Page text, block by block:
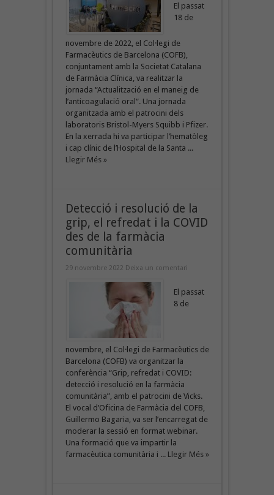
El passat
18 de
novembre de 2022, el Col·legi de
Farmacèutics de Barcelona (COFB),
conjuntament amb la Societat Catalana
de Farmàcia Clínica, va realitzar la
jornada “Actualització en el maneig de
l’anticoagulació oral“. Una jornada
organitzada amb el patrocini dels
laboratoris Bristol-Myers Squibb i Pfizer.
En la xerrada hi va participar l’hematòleg
i cap clínic de l’Hospital de la Santa ...
Llegir Més »
Detecció i resolució de la
grip, el refredat i la COVID
des de la farmàcia
comunitària
29 novembre 2022 Deixa un comentari
El passat
8 de
novembre, el Col·legi de Farmacèutics de
Barcelona (COFB) va organitzar la
conferència “Grip, refredat i COVID:
detecció i resolució en la farmàcia
comunitària”, amb el patrocini de Vicks.
El vocal d’Oficina de Farmàcia del COFB,
Guillermo Bagaria, va ser l’encarregat de
moderar la sessió en format webinar.
Una formació que va impartir la
farmacèutica comunitària i ... Llegir Més »